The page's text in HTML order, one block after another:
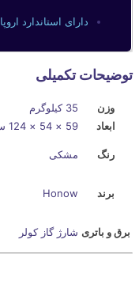
دارای استاندارد اروپا
توضیحات تکمیلی
وزن
35 کیلوگرم
ابعاد
59 × 54 × 124 سانتیمتر
رنگ مشکی
برند Honow
برق و باتری شارژ گاز کولر